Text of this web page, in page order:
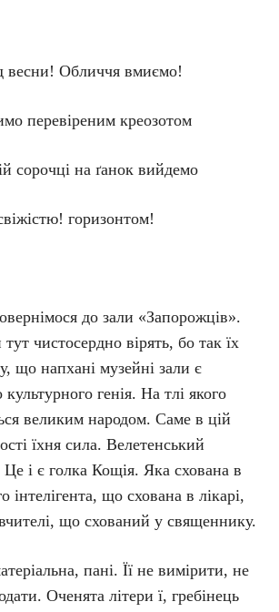
весни! Обличчя вмиємо!
перевіреним креозотом
сорочці на ґанок вийдемо
горизонтом!
до зали «Запорожців».
чистосердно вірять, бо так їх
що напхані музейні зали є
культурного генія. На тлі якого
великим народом. Саме в цій
їхня сила. Велетенський
і є голка Кощія. Яка схована в
інтелігента, що схована в лікарі,
що схований у священнику.
пані. Її не вимірити, не
Оченята літери ї, гребінець